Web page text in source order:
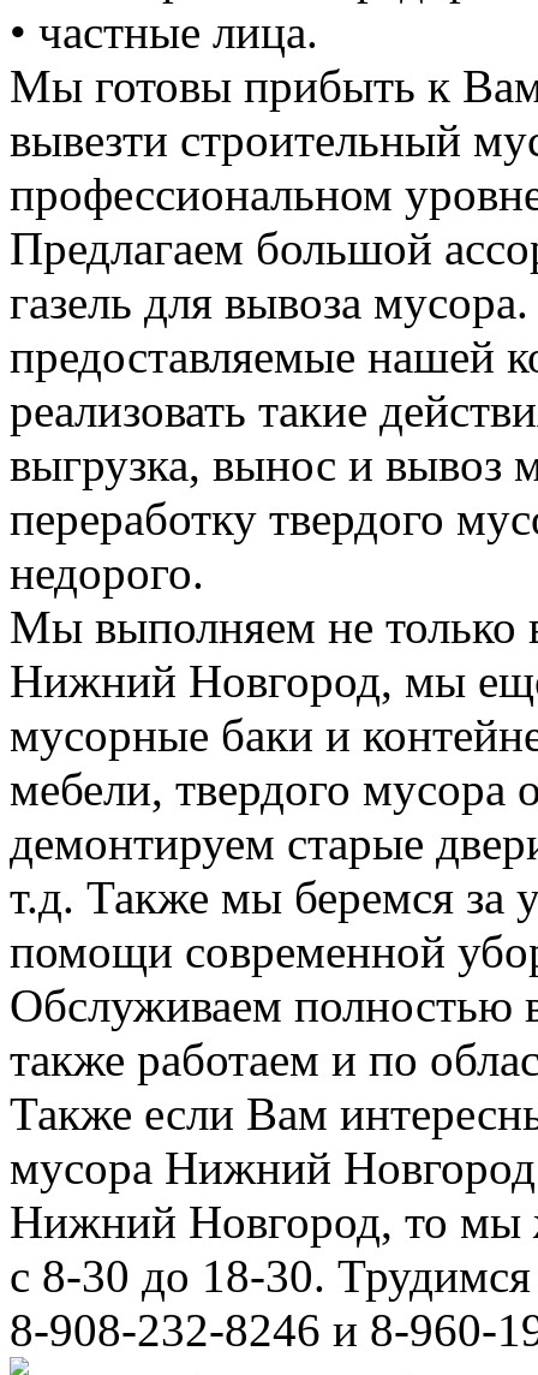
• частные лица.
Мы готовы прибыть к
вывезти строительный
профессиональном
Предлагаем большой
газель для вывоза
предоставляемые нашей
реализовать такие
выгрузка, вынос и вывоз
переработку твердого
недорого.
Мы выполняем не только
Нижний Новгород, мы
мусорные баки и
мебели, твердого мусора
демонтируем старые
т.д. Также мы беремся за
помощи современной
Обслуживаем полностью
также работаем и по
Также если Вам
мусора Нижний
Нижний Новгород, то мы
с 8-30 до 18-30.
8-908-232-8246 и 8-960-